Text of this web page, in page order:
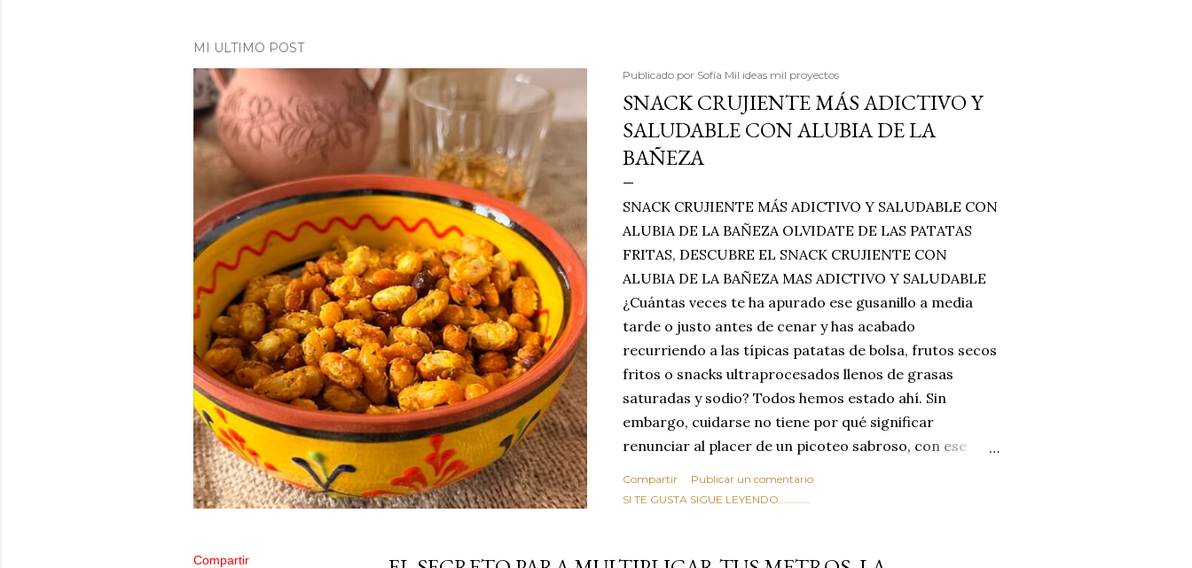
MI ULTIMO POST
Publicado por Sofía Mil ideas mil proyectos
SNACK CRUJIENTE MÁS ADICTIVO Y
SALUDABLE CON ALUBIA DE LA
BAÑEZA
SNACK CRUJIENTE MÁS ADICTIVO Y SALUDABLE CON
ALUBIA DE LA BAÑEZA OLVIDATE DE LAS PATATAS
FRITAS, DESCUBRE EL SNACK CRUJIENTE CON
ALUBIA DE LA BAÑEZA MAS ADICTIVO Y SALUDABLE
¿Cuántas veces te ha apurado ese gusanillo a media
tarde o justo antes de cenar y has acabado
recurriendo a las típicas patatas de bolsa, frutos secos
fritos o snacks ultraprocesados llenos de grasas
saturadas y sodio? Todos hemos estado ahí. Sin
embargo, cuidarse no tiene por qué significar
renunciar al placer de un picoteo sabroso, con ese
Estas alubias crujientes al horno van a cambiar por
Compartir
Publicar un comentario
SI TE GUSTA SIGUE LEYENDO............
Compartir